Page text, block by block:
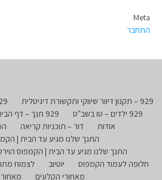
Meta
התחבר
929 – תקנון דיוור שיווקי ותקשורת דיגיטלית 929
929 ילדים – טו בשב"ט
929 תנך – דף הבית
אודות
דור – תוכניות קריאה
התנך שלנו מגיע עד הבית |
התנך שלנו מגיע עד הבית | הקמפוס
חלופה לעמוד הקמפוס
יוטיוב לצמוח
מאחורי הקלעים